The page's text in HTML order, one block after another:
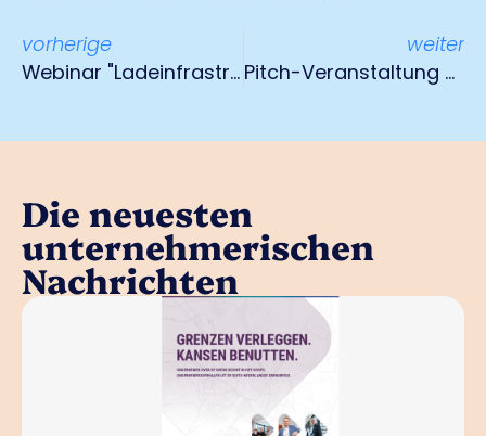
vorherige
Webinar "Ladeinfrastruktur für E-Fahrzeuge" 18. März 2025
weiter
Pitch-Veranstaltung TestLab am 14. Mai
Die neuesten
unternehmerischen
Nachrichten